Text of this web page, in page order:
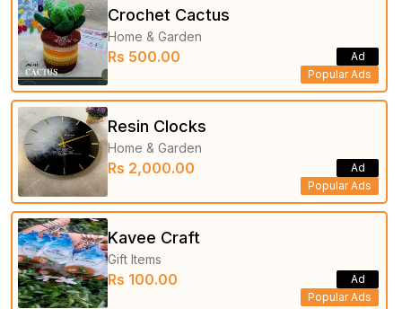
Crochet Cactus
Home & Garden
Rs 500.00
Popular Ads
Ad
Resin Clocks
Home & Garden
Rs 2,000.00
Popular Ads
Ad
Kavee Craft
Gift Items
Rs 100.00
Popular Ads
Ad